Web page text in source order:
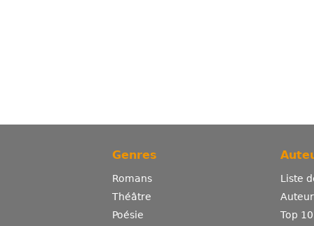
Genres
Romans
Théâtre
Poésie
Liste
Top